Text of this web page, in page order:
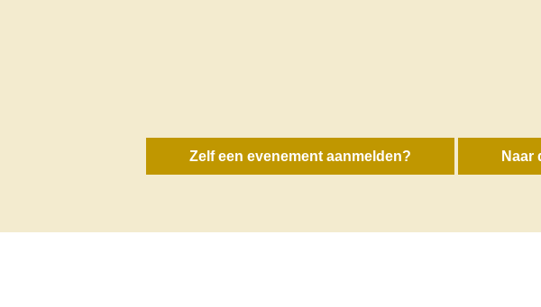
Zelf een evenement aanmelden? Naar